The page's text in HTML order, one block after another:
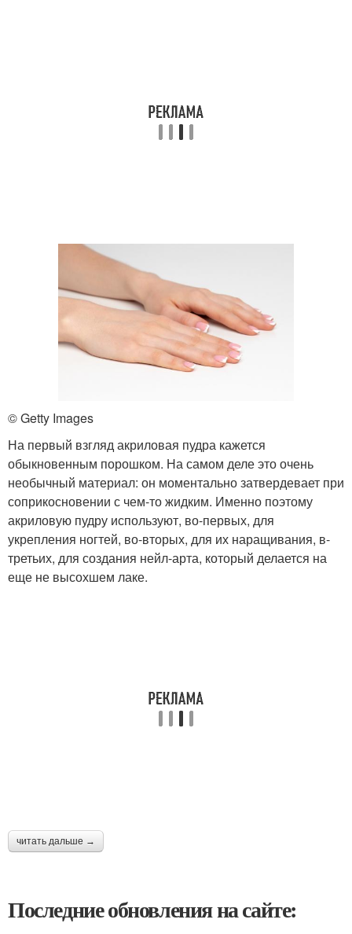
© Getty Images
На первый взгляд акриловая пудра кажется
обыкновенным порошком. На самом деле это очень
необычный материал: он моментально затвердевает при
соприкосновении с чем-то жидким. Именно поэтому
акриловую пудру используют, во-первых, для
укрепления ногтей, во-вторых, для их наращивания, в-
третьих, для создания нейл-арта, который делается на
еще не высохшем лаке.
читать дальше →
Последние обновления на сайте: